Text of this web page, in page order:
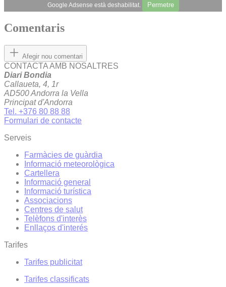
Google Adsense està deshabilitat. Permetre
Comentaris
Afegir nou comentari
CONTACTA AMB NOSALTRES
Diari Bondia
Callaueta, 4, 1r
AD500 Andorra la Vella
Principat d'Andorra
Tel. +376 80 88 88
Formulari de contacte
Serveis
Farmàcies de guàrdia
Informació meteorològica
Cartellera
Informació general
Informació turística
Associacions
Centres de salut
Telèfons d'interès
Enllaços d'interés
Tarifes
Tarifes publicitat
Tarifes classificats